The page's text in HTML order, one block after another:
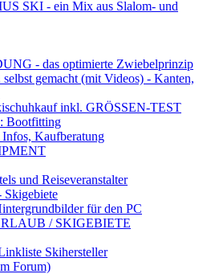
SKI - ein Mix aus Slalom- und
- das optimierte Zwiebelprinzip
gemacht (mit Videos) - Kanten,
inkl. GRÖSSEN-TEST
Bootfitting
Infos, Kaufberatung
und Reiseveranstalter
Skigebiete
für den PC
/ SKIGEBIETE
Skihersteller
Forum)